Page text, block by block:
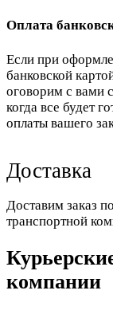
Оплата
Если при
банковской
оговорим с вами
когда все будет
оплаты вашего
Доставка
Доставим заказ
транспортной
компании